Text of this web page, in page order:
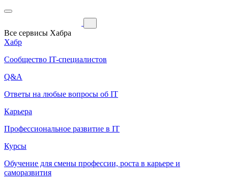
Все сервисы Хабра
Хабр
Сообщество IT-специалистов
Q&A
Ответы на любые вопросы об IT
Карьера
Профессиональное развитие в IT
Курсы
Обучение для смены профессии, роста в карьере и
саморазвития